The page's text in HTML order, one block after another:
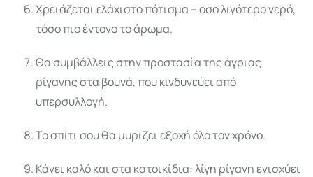
Χρειάζεται ελάχιστο πότισμα – όσο λιγότερο νερό,
τόσο πιο έντονο το άρωμα.
Θα συμβάλλεις στην προστασία της άγριας
ρίγανης στα βουνά, που κινδυνεύει από
υπερσυλλογή.
Το σπίτι σου θα μυρίζει εξοχή όλο τον χρόνο.
Κάνει καλό και στα κατοικίδια: λίγη ρίγανη ενισχύει